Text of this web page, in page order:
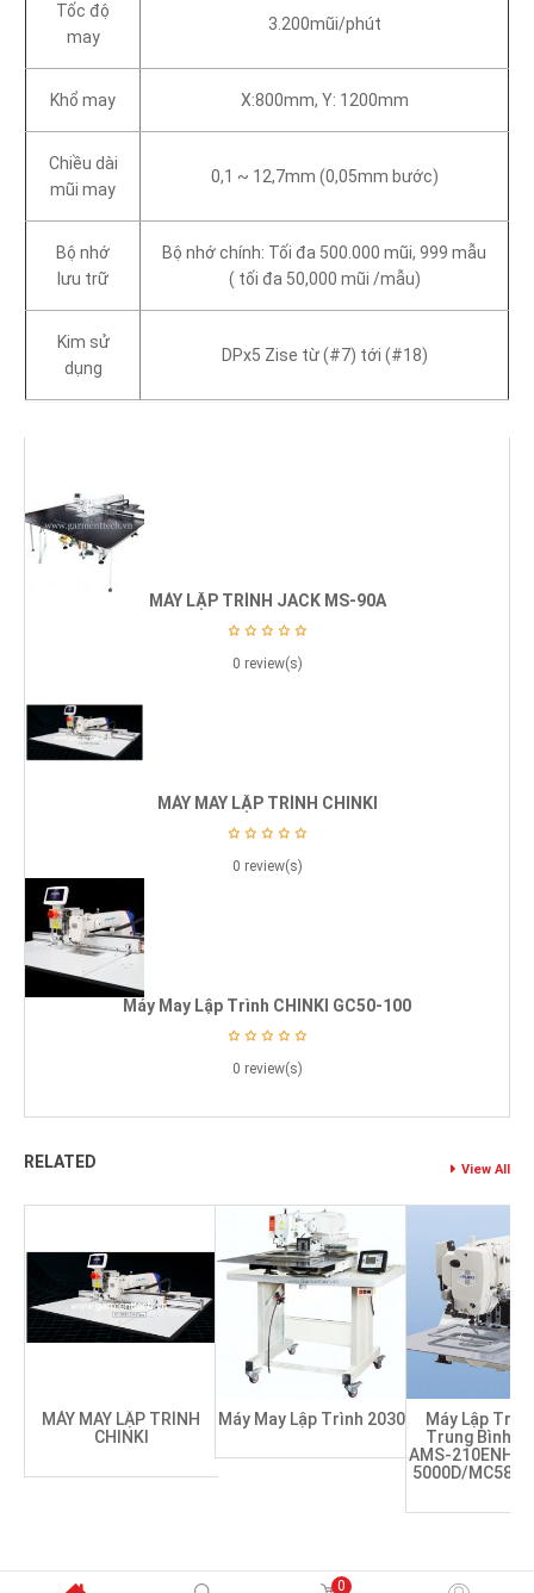
Tốc độ
may
3.200mũi/phút
Khổ may X:800mm, Y: 1200mm
Chiều dài
mũi may
0,1 ~ 12,7mm (0,05mm bước)
Bộ nhớ
lưu trữ
Bộ nhớ chính: Tối đa 500.000 mũi, 999 mẫu
( tối đa 50,000 mũi /mẫu)
Kim sử
dụng
DPx5 Zise từ (#7) tới (#18)
MÁY LẬP TRÌNH JACK MS-90A
0 review(s)
MÁY MAY LẬP TRÌNH CHINKI
0 review(s)
Máy May Lập Trình CHINKI GC50-100
0 review(s)
RELATED View All
MÁY MAY LẬP TRÌNH
CHINKI
Máy May Lập Trình 2030
Máy Lập
Trung Bình
AMS-
5000D/
0